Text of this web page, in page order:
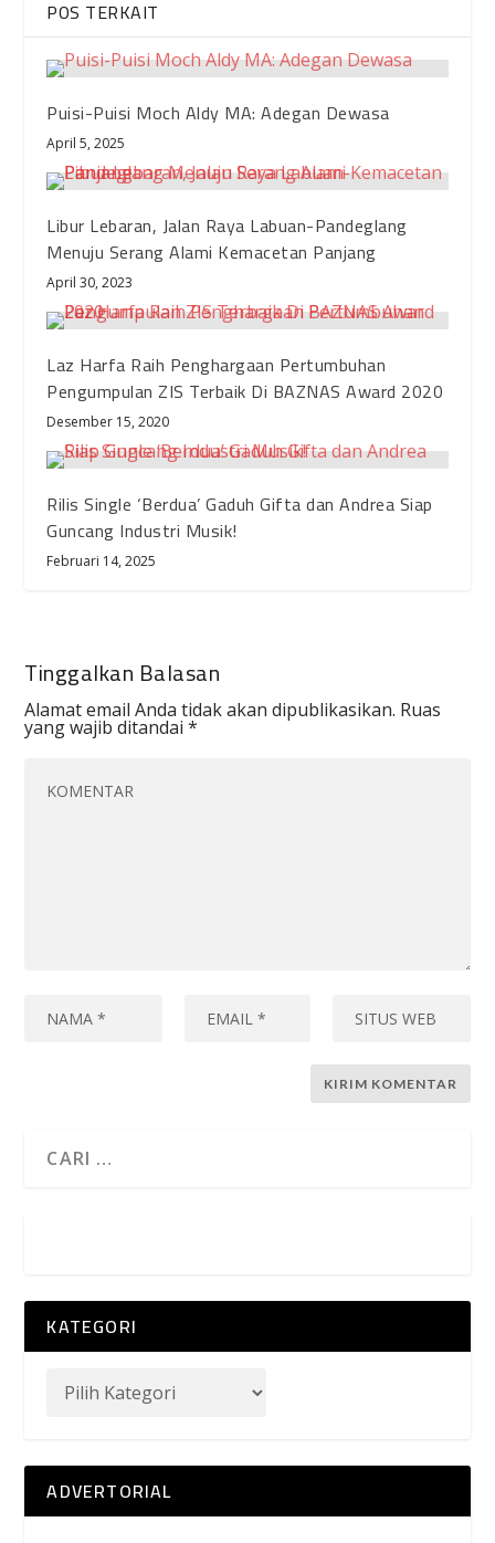
POS TERKAIT
Puisi-Puisi Moch Aldy MA: Adegan Dewasa
April 5, 2025
Libur Lebaran, Jalan Raya Labuan-Pandeglang
Menuju Serang Alami Kemacetan Panjang
April 30, 2023
Laz Harfa Raih Penghargaan Pertumbuhan
Pengumpulan ZIS Terbaik Di BAZNAS Award 2020
Desember 15, 2020
Rilis Single ‘Berdua’ Gaduh Gifta dan Andrea Siap
Guncang Industri Musik!
Februari 14, 2025
Tinggalkan Balasan
Alamat email Anda tidak akan dipublikasikan. Ruas
yang wajib ditandai*
KATEGORI
ADVERTORIAL